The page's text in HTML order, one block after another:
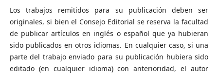
Los trabajos remitidos para su publicación deben ser
originales, si bien el Consejo Editorial se reserva la facultad
de publicar artículos en inglés o español que ya hubieran
sido publicados en otros idiomas. En cualquier caso, si una
parte del trabajo enviado para su publicación hubiera sido
editado (en cualquier idioma) con anterioridad, el autor